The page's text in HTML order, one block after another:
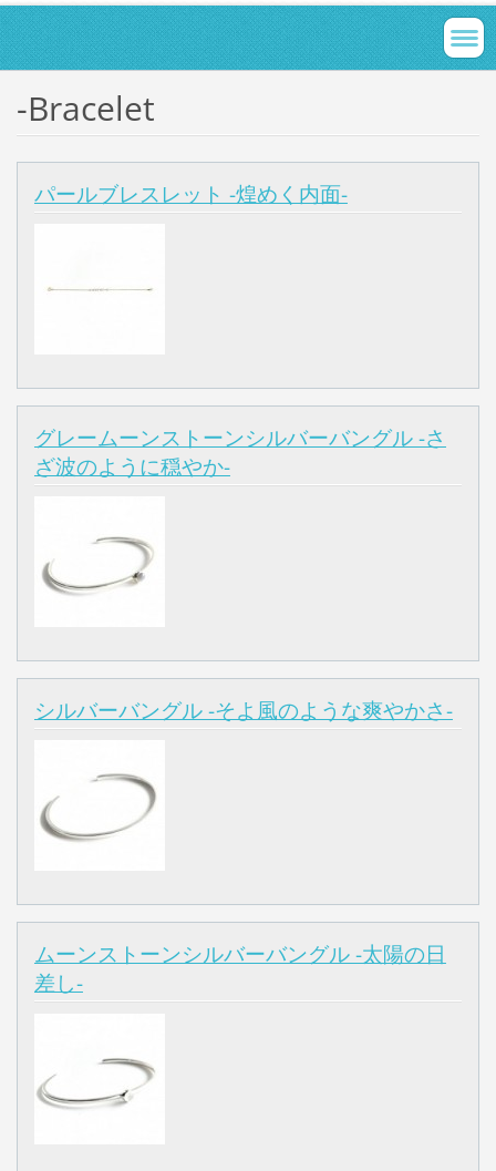
-Bracelet
パールブレスレット -煌めく内面-
グレームーンストーンシルバーバングル -さ
ざ波のように穏やか-
シルバーバングル -そよ風のような爽やかさ-
ムーンストーンシルバーバングル -太陽の日
差し-